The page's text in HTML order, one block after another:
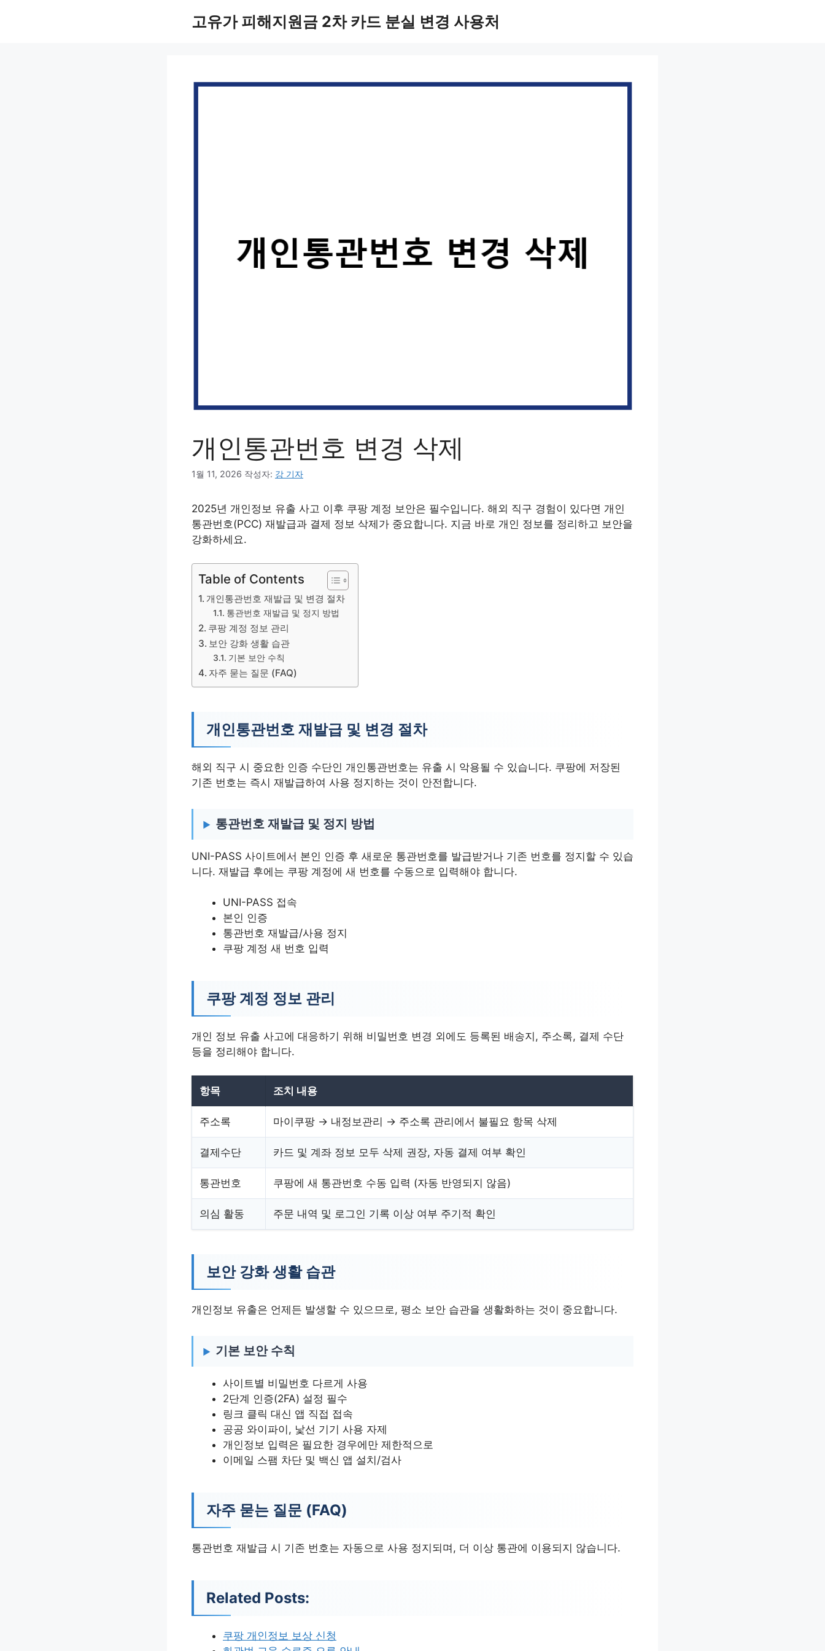
고유가 피해지원금 2차 카드 분실 변경 사용처
개인통관번호 변경 삭제
1월 11, 2026 작성자: 강 기자
2025년 개인정보 유출 사고 이후 쿠팡 계정 보안은 필수입니다. 해외 직구 경험이 있다면 개인
통관번호(PCC) 재발급과 결제 정보 삭제가 중요합니다. 지금 바로 개인 정보를 정리하고 보안을
강화하세요.
Table of Contents
개인통관번호 재발급 및 변경 절차
통관번호 재발급 및 정지 방법
쿠팡 계정 정보 관리
보안 강화 생활 습관
기본 보안 수칙
자주 묻는 질문 (FAQ)
개인통관번호 재발급 및 변경 절차
해외 직구 시 중요한 인증 수단인 개인통관번호는 유출 시 악용될 수 있습니다. 쿠팡에 저장된
기존 번호는 즉시 재발급하여 사용 정지하는 것이 안전합니다.
통관번호 재발급 및 정지 방법
UNI-PASS 사이트에서 본인 인증 후 새로운 통관번호를 발급받거나 기존 번호를 정지할 수 있습
니다. 재발급 후에는 쿠팡 계정에 새 번호를 수동으로 입력해야 합니다.
UNI-PASS 접속
본인 인증
통관번호 재발급/사용 정지
쿠팡 계정 새 번호 입력
쿠팡 계정 정보 관리
개인 정보 유출 사고에 대응하기 위해 비밀번호 변경 외에도 등록된 배송지, 주소록, 결제 수단
등을 정리해야 합니다.
항목 조치 내용
주소록 마이쿠팡 → 내정보관리 → 주소록 관리에서 불필요 항목 삭제
결제수단 카드 및 계좌 정보 모두 삭제 권장, 자동 결제 여부 확인
통관번호 쿠팡에 새 통관번호 수동 입력 (자동 반영되지 않음)
의심 활동 주문 내역 및 로그인 기록 이상 여부 주기적 확인
보안 강화 생활 습관
개인정보 유출은 언제든 발생할 수 있으므로, 평소 보안 습관을 생활화하는 것이 중요합니다.
기본 보안 수칙
사이트별 비밀번호 다르게 사용
2단계 인증(2FA) 설정 필수
링크 클릭 대신 앱 직접 접속
공공 와이파이, 낯선 기기 사용 자제
개인정보 입력은 필요한 경우에만 제한적으로
이메일 스팸 차단 및 백신 앱 설치/검사
자주 묻는 질문 (FAQ)
통관번호 재발급 시 기존 번호는 자동으로 사용 정지되며, 더 이상 통관에 이용되지 않습니다.
Related Posts:
쿠팡 개인정보 보상 신청